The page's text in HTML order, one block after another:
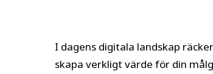
I dagens digitala landskap
skapa verkligt värde för din